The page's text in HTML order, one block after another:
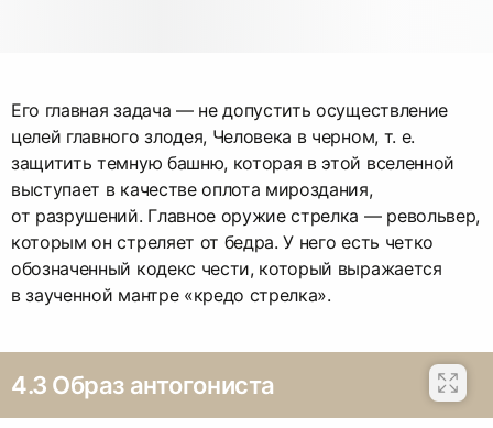
Его главная задача — не допустить осуществление
целей главного злодея, Человека в черном, т. е.
защитить темную башню, которая в этой вселенной
выступает в качестве оплота мироздания,
от разрушений. Главное оружие стрелка — револьвер,
которым он стреляет от бедра. У него есть четко
обозначенный кодекс чести, который выражается
в заученной мантре «кредо стрелка».
4.3 Образ антогониста